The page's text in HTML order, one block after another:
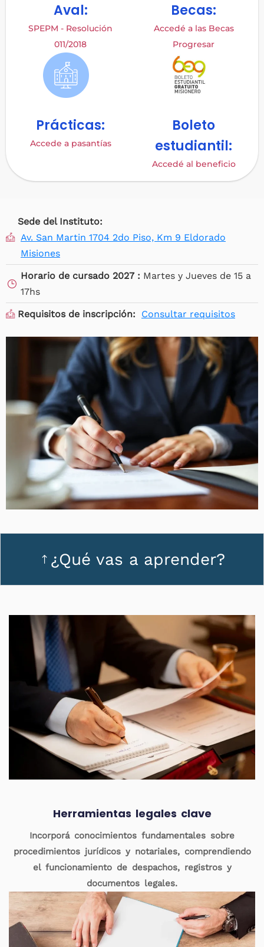
Aval:
SPEPM - Resolución
011/2018
Prácticas:
Accede a pasantías
Becas:
Accedé a las Becas
Progresar
Boleto
estudiantil:
Accedé al beneficio
Sede del Instituto:
Av. San Martin 1704 2do Piso, Km 9 Eldorado
Misiones
Horario de cursado 2027 : Martes y Jueves de 15 a
17hs
Requisitos de inscripción:
Consultar requisitos
¿Qué vas a aprender?
Herramientas legales clave
Incorporá conocimientos fundamentales sobre
procedimientos jurídicos y notariales, comprendiendo
el funcionamiento de despachos, registros y
documentos legales.